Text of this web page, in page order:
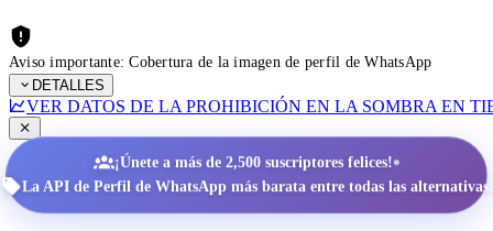
Aviso importante: Cobertura de la imagen de perfil de WhatsApp
DETALLES
VER DATOS DE LA PROHIBICIÓN EN LA SOMBRA EN
¡Únete a más de 2,500 suscriptores felices!•
La API de Perfil de WhatsApp más barata entre todas las alternativas.